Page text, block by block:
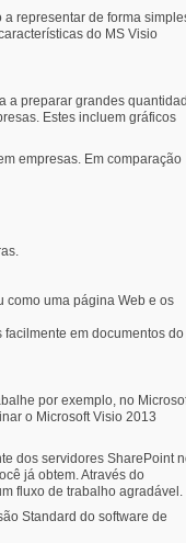
representar de forma
do MS Visio
a preparar grandes
Estes incluem gráficos
empresas. Em comparação
como uma página Web e os
em documentos do
por exemplo, no
o Microsoft Visio 2013
dos servidores SharePoint
já obtem. Através do
fluxo de trabalho agradável.
Standard do software de